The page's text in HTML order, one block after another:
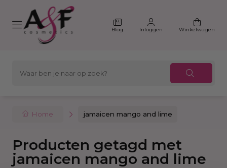
Blog Inloggen Winkelwagen
Home jamaicen mango and lime
Producten getagd met
jamaicen mango and lime